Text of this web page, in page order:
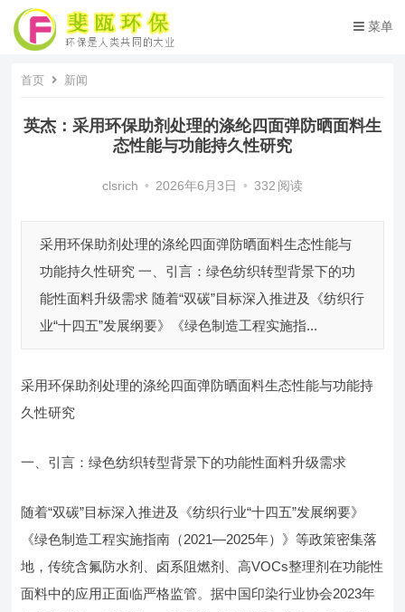
菜单
首页 新闻
英杰：采用环保助剂处理的涤纶四面弹防晒面料生
态性能与功能持久性研究
clsrich • 2026年6月3日 • 332 阅读
采用环保助剂处理的涤纶四面弹防晒面料生态性能与
功能持久性研究 一、引言：绿色纺织转型背景下的功
能性面料升级需求 随着“双碳”目标深入推进及《纺织行
业“十四五”发展纲要》《绿色制造工程实施指...
采用环保助剂处理的涤纶四面弹防晒面料生态性能与功能持
久性研究
一、引言：绿色纺织转型背景下的功能性面料升级需求
随着“双碳”目标深入推进及《纺织行业“十四五”发展纲要》
《绿色制造工程实施指南（2021—2025年）》等政策密集落
地，传统含氟防水剂、卤系阻燃剂、高VOCs整理剂在功能性
面料中的应用正面临严格监管。据中国印染行业协会2023年